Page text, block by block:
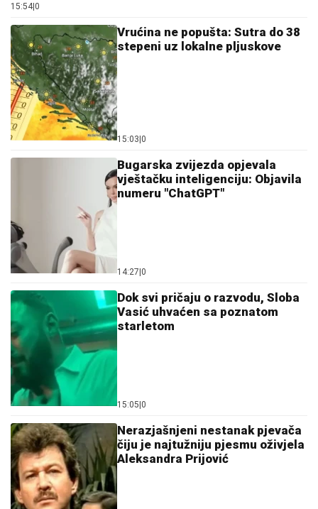
15:54 0
Vrućina ne popušta: Sutra do 38
stepeni uz lokalne pljuskove
15:03 0
Bugarska zvijezda opjevala
vještačku inteligenciju: Objavila
numeru "ChatGPT"
14:27 0
Dok svi pričaju o razvodu, Sloba
Vasić uhvaćen sa poznatom
starletom
15:05 0
Nerazjašnjeni nestanak pjevača
čiju je najtužniju pjesmu oživjela
Aleksandra Prijović